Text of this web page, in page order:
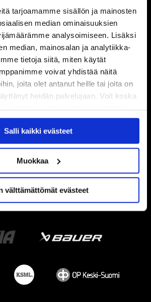
tarjoamamme sisällön ja mainosten
median ominaisuuksien
analysoimiseen. Lisäksi
median, mainosalan ja analytiikka-
tietoja siitä, miten käytät
voivat yhdistää näitä
joita olet antanut heille tai joita on
heidän palvelujaan. Voit koska
muuttaa suostumustasi evästeiden
sivultamme.
Salli kaikki evästeet
Muokkaa
välttämättömät evästeet